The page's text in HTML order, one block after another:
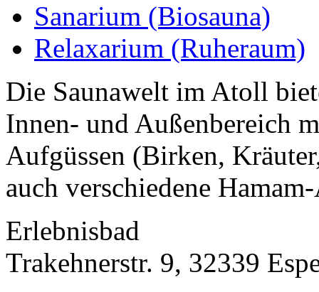
Sanarium (Biosauna)
Relaxarium (Ruheraum)
Die Saunawelt im Atoll
Innen- und Außenbereich
Aufgüssen (Birken,
auch verschiedene
Erlebnisbad
Trakehnerstr. 9, 32339